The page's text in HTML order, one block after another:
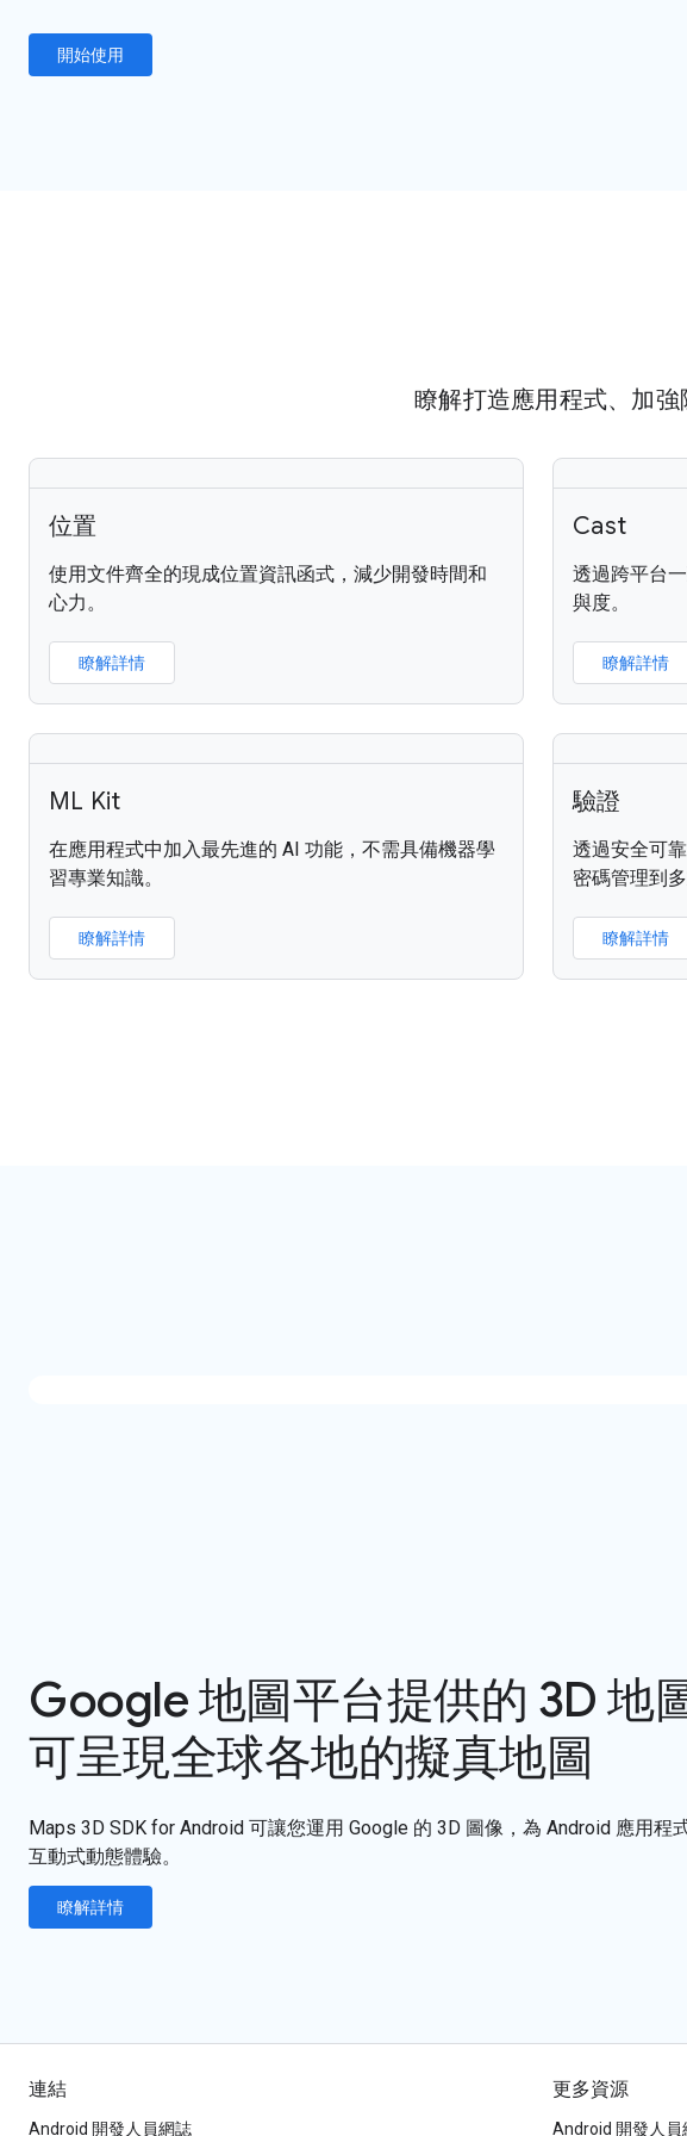
開始使用
瞭解打造應用程式、加強
位置
使用文件齊全的現成位置資訊函式，減少開發時間和
心力。
瞭解詳情
Cast
透過跨平台
與度。
瞭解詳情
ML Kit
在應用程式中加入最先進的 AI 功能，不需具備機器學
習專業知識。
瞭解詳情
驗證
透過安全可
密碼管理到
瞭解詳情
Google 地圖平台提供的 3D 地
可呈現全球各地的擬真地圖
Maps 3D SDK for Android 可讓您運用 Google 的 3D 圖像，為 Android 應用程
互動式動態體驗。
瞭解詳情
連結
Android 開發人員網誌
更多資源
Android 開發人員